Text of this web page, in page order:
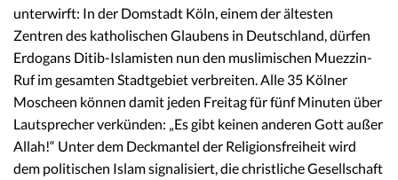
unterwirft: In der Domstadt Köln, einem der ältesten
Zentren des katholischen Glaubens in Deutschland, dürfen
Erdogans Ditib-Islamisten nun den muslimischen Muezzin-
Ruf im gesamten Stadtgebiet verbreiten. Alle 35 Kölner
Moscheen können damit jeden Freitag für fünf Minuten über
Lautsprecher verkünden: „Es gibt keinen anderen Gott außer
Allah!“ Unter dem Deckmantel der Religionsfreiheit wird
dem politischen Islam signalisiert, die christliche Gesellschaft